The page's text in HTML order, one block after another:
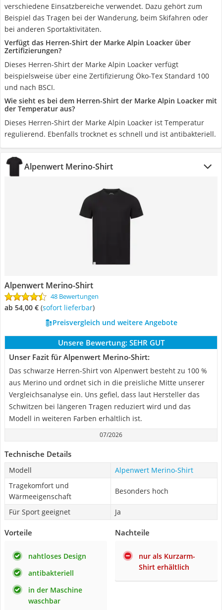
verschiedene Einsatzbereiche verwendet. Dazu gehört zum
Beispiel das Tragen bei der Wanderung, beim Skifahren oder
bei anderen Sportaktivitäten.
Verfügt das Herren-Shirt der Marke Alpin Loacker über
Zertifizierungen?
Dieses Herren-Shirt der Marke Alpin Loacker verfügt
beispielsweise über eine Zertifizierung Öko-Tex Standard 100
und nach BSCI.
Wie sieht es bei dem Herren-Shirt der Marke Alpin Loacker mit
der Temperatur aus?
Dieses Herren-Shirt der Marke Alpin Loacker ist Temperatur
regulierend. Ebenfalls trocknet es schnell und ist antibakteriell.
Alpenwert Merino-Shirt
Alpenwert Merino-Shirt
48 Bewertungen
ab 54,00 € ( Sofort lieferbar)
Preisvergleich und weitere Angebote
Unsere Bewertung: SEHR GUT
Unser Fazit für Alpenwert Merino-Shirt:
Das schwarze Herren-Shirt von Alpenwert besteht zu 100 %
aus Merino und ordnet sich in die preisliche Mitte unserer
Vergleichsanalyse ein. Uns gefiel, dass laut Hersteller das
Schwitzen bei längeren Tragen reduziert wird und das
Modell in weiteren Farben erhältlich ist.
07/2026
Technische Details
Modell
Alpenwert Merino-Shirt
Tragekomfort und
Wärmeeigenschaft
Besonders hoch
Für Sport geeignet Ja
Vorteile
nahtloses Design
antibakteriell
in der Maschine
waschbar
Nachteile
nur als Kurzarm-
Shirt erhältlich